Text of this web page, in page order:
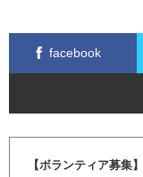
facebook
【ボランティア募集】